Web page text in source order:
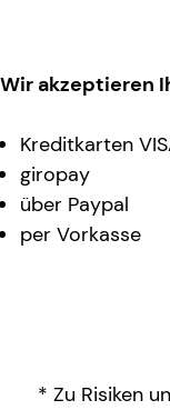
Wir akzeptieren
Kreditkarten
giropay
über Paypal
per Vorkasse
* Zu Risiken